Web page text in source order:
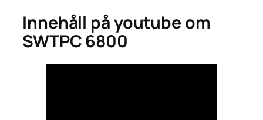
Innehåll på youtube om
SWTPC 6800